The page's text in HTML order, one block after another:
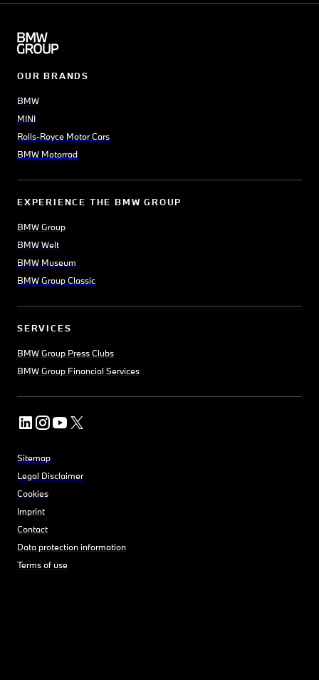
OUR BRANDS
BMW
MINI
Rolls-Royce Motor Cars
BMW Motorrad
EXPERIENCE THE BMW GROUP
BMW Group
BMW Welt
BMW Museum
BMW Group Classic
SERVICES
BMW Group Press Clubs
BMW Group Financial Services
Sitemap
Legal Disclaimer
Cookies
Imprint
Contact
Data protection information
Terms of use